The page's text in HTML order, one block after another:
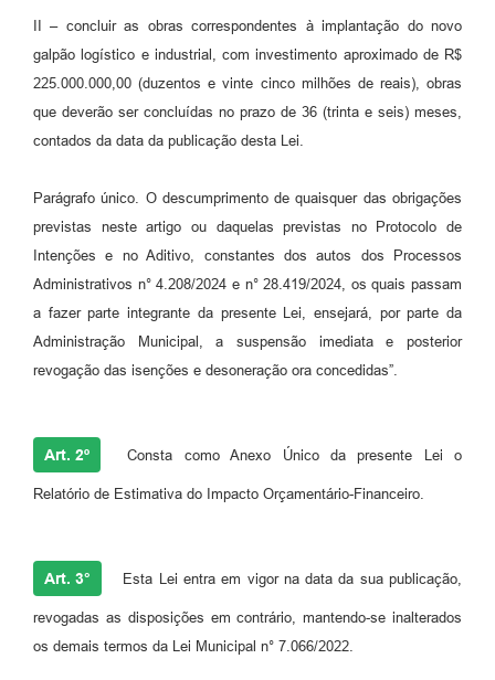
II – concluir as obras correspondentes à implantação do novo
galpão logístico e industrial, com investimento aproximado de R$
225.000.000,00 (duzentos e vinte cinco milhões de reais), obras
que deverão ser concluídas no prazo de 36 (trinta e seis) meses,
contados da data da publicação desta Lei.
Parágrafo único. O descumprimento de quaisquer das obrigações
previstas neste artigo ou daquelas previstas no Protocolo de
Intenções e no Aditivo, constantes dos autos dos Processos
Administrativos n° 4.208/2024 e n° 28.419/2024, os quais passam
a fazer parte integrante da presente Lei, ensejará, por parte da
Administração Municipal, a suspensão imediata e posterior
revogação das isenções e desoneração ora concedidas”.
Art. 2º Consta como Anexo Único da presente Lei o
Relatório de Estimativa do Impacto Orçamentário-Financeiro.
Art. 3° Esta Lei entra em vigor na data da sua publicação,
revogadas as disposições em contrário, mantendo-se inalterados
os demais termos da Lei Municipal n° 7.066/2022.